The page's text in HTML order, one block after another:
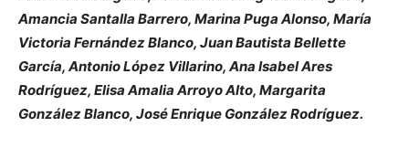
Amancia Santalla Barrero, Marina Puga Alonso, María
Victoria Fernández Blanco, Juan Bautista Bellette
García, Antonio López Villarino, Ana Isabel Ares
Rodríguez, Elisa Amalia Arroyo Alto, Margarita
González Blanco, José Enrique González Rodríguez.